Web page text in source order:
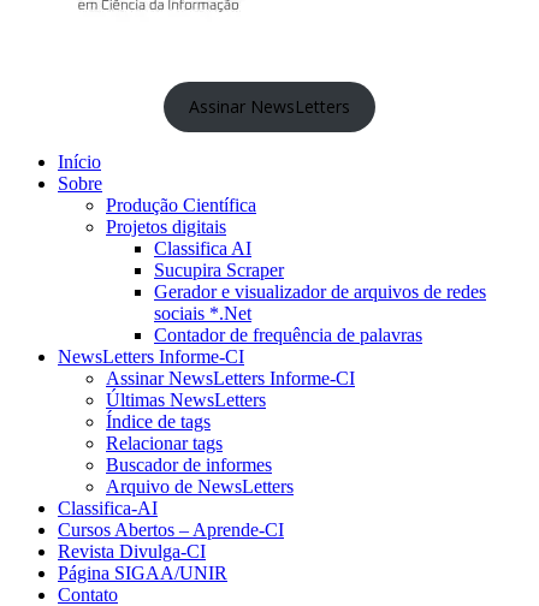
Assinar NewsLetters
Início
Sobre
Produção Científica
Projetos digitais
Classifica AI
Sucupira Scraper
Gerador e visualizador de arquivos de redes
sociais *.Net
Contador de frequência de palavras
NewsLetters Informe-CI
Assinar NewsLetters Informe-CI
Últimas NewsLetters
Índice de tags
Relacionar tags
Buscador de informes
Arquivo de NewsLetters
Classifica-AI
Cursos Abertos – Aprende-CI
Revista Divulga-CI
Página SIGAA/UNIR
Contato